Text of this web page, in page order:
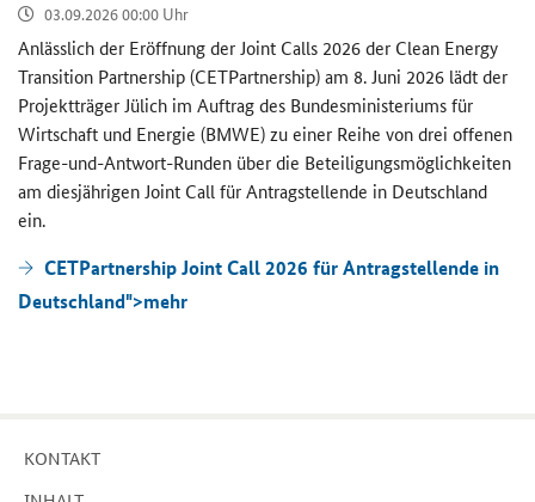
03.09.2026 00:00 Uhr
An­läss­lich der Er­öff­nung derJoint Calls 2026 der Clean Energy
Transition Partnership (CETPartnership)am 8. Juni 2026 lädt der
Pro­jekt­trä­ger Jü­lich im Auf­trag des Bun­des­mi­nis­te­ri­ums für
Wirt­schaft und En­er­gie (BMWE) zu einer Reihe von drei of­fe­nen
Frage-​und-Antwort-Runden über die Be­tei­li­gungs­mög­lich­kei­ten
am dies­jäh­ri­genJoint Callfür An­trag­stel­len­de in Deutsch­land
ein.
CETPartnership Joint Call 2026 für Antragstellende in
Deutschland">mehr
KON­TAKT